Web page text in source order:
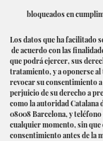
bloqueados en
Los datos que ha facilitado
de acuerdo con las
que podrá ejercer, sus
tratamiento, y a oponerse
revocar su consentimiento
perjuicio de su derecho a
como la autoridad Catalana
08008 Barcelona, y
cualquier momento, sin
consentimiento antes de la